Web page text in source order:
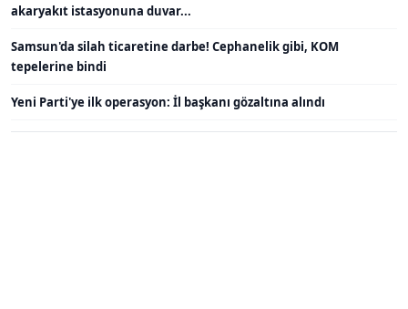
akaryakıt istasyonuna duvar...
Samsun'da silah ticaretine darbe! Cephanelik gibi, KOM
tepelerine bindi
Yeni Parti'ye ilk operasyon: İl başkanı gözaltına alındı